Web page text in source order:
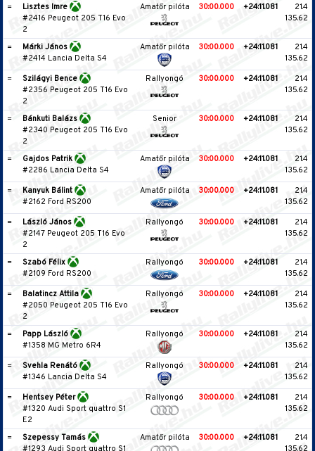
=
Lisztes Imre
#2416 Peugeot 205 T16 Evo
2
Amatőr pilóta 30:00.000 +24:11.081
21.4
135.62
=
Márki János
#2414 Lancia Delta S4
Amatőr pilóta 30:00.000 +24:11.081
21.4
135.62
=
Szilágyi Bence
#2356 Peugeot 205 T16 Evo
2
Rallyongó 30:00.000 +24:11.081
21.4
135.62
=
Bánkuti Balázs
#2340 Peugeot 205 T16 Evo
2
Senior 30:00.000 +24:11.081
21.4
135.62
=
Gajdos Patrik
#2286 Lancia Delta S4
Amatőr pilóta 30:00.000 +24:11.081
21.4
135.62
=
Kanyuk Bálint
#2162 Ford RS200
Amatőr pilóta 30:00.000 +24:11.081
21.4
135.62
=
László János
#2147 Peugeot 205 T16 Evo
2
Rallyongó 30:00.000 +24:11.081
21.4
135.62
=
Szabó Félix
#2109 Ford RS200
Rallyongó 30:00.000 +24:11.081
21.4
135.62
=
Balatincz Attila
#2050 Peugeot 205 T16 Evo
2
Rallyongó 30:00.000 +24:11.081
21.4
135.62
=
Papp László
#1358 MG Metro 6R4
Rallyongó 30:00.000 +24:11.081
21.4
135.62
=
Svehla Renátó
#1346 Lancia Delta S4
Rallyongó 30:00.000 +24:11.081
21.4
135.62
=
Hentsey Péter
#1320 Audi Sport quattro S1
E2
Rallyongó 30:00.000 +24:11.081
21.4
135.62
=
Szepessy Tamás
Amatőr pilóta 30:00.000 +24:11.081
21.4